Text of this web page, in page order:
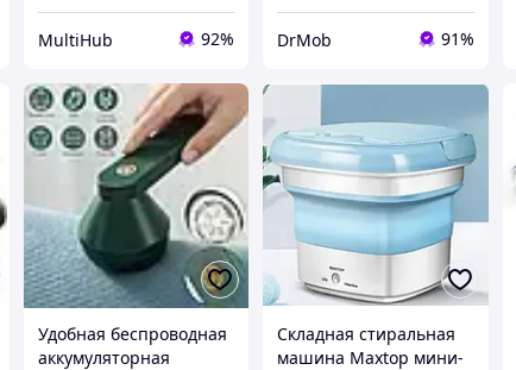
MultiHub 92% DrMob 91%
Удобная беспроводная
аккумуляторная
Складная стиральная
машина Maxtop мини-